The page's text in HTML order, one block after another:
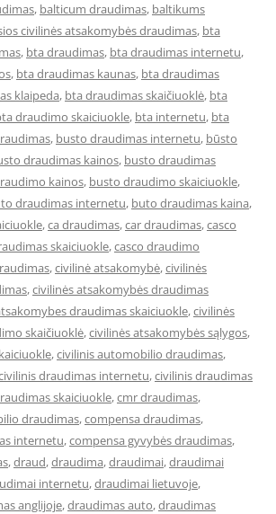
, balticum draudimas, baltikums
civilinės atsakomybės draudimas, bta
, bta draudimas, bta draudimas internetu,
, bta draudimas kaunas, bta draudimas
klaipeda, bta draudimas skaičiuoklė, bta
draudimo skaiciuokle, bta internetu, bta
, busto draudimas internetu, būsto
draudimas kainos, busto draudimas
kainos, busto draudimo skaiciuokle,
draudimas internetu, buto draudimas kaina,
,ca draudimas,car draudimas,casco
skaiciuokle,casco draudimo
,civilinė atsakomybė,civilinės
,civilinės atsakomybės draudimas
draudimas skaiciuokle,civilinės
skaičiuoklė,civilinės atsakomybės sąlygos,
,civilinis automobilio draudimas,
draudimas internetu,civilinis draudimas
skaiciuokle,cmr draudimas,
draudimas,compensa draudimas,
internetu,compensa gyvybės draudimas,
,draud,draudima,draudimai,draudimai
internetu,draudimai lietuvoje,
anglijoje,draudimas auto,draudimas